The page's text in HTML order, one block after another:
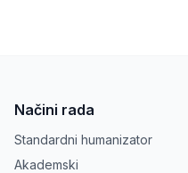
Načini rada
Standardni humanizator
Akademski